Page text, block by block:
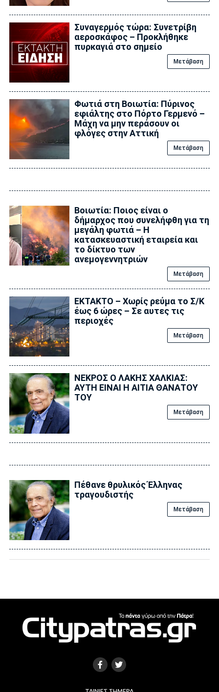
Συναγερμός τώρα: Συνετρίβη
αεροσκάφος – Προκλήθηκε
πυρκαγιά στο σημείο
Μετάβαση
Φωτιά στη Βοιωτία: Πύρινος
εφιάλτης στο Πόρτο Γερμενό –
Μάχη να μην περάσουν οι
φλόγες στην Αττική
Μετάβαση
Βοιωτία: Ποιος είναι ο
δήμαρχος που συνελήφθη για τη
μεγάλη φωτιά – Η
κατασκευαστική εταιρεία και
το δίκτυο των
ανεμογεννητριών
Μετάβαση
ΕΚΤΑΚΤΟ – Χωρίς ρεύμα το Σ/Κ
έως 6 ώρες – Σε αυτες τις
περιοχές
Μετάβαση
ΝΕΚΡΟΣ Ο ΛΑΚΗΣ ΧΑΛΚΙΑΣ:
ΑΥΤΗ ΕΙΝΑΙ Η ΑΙΤΙΑ ΘΑΝΑΤΟΥ
ΤΟΥ
Μετάβαση
Πέθανε θρυλικός Έλληνας
τραγουδιστής
Μετάβαση